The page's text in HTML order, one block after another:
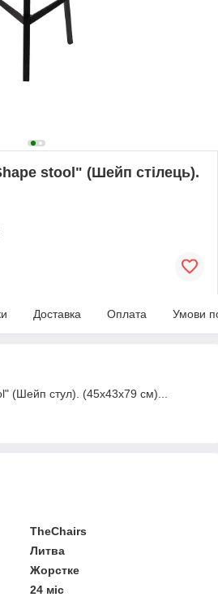
stool" (Шейп стілець).
Доставка Оплата Умови
(Шейп стул). (45х43х79 см)...
TheChairs
Литва
Жорстке
24 міс